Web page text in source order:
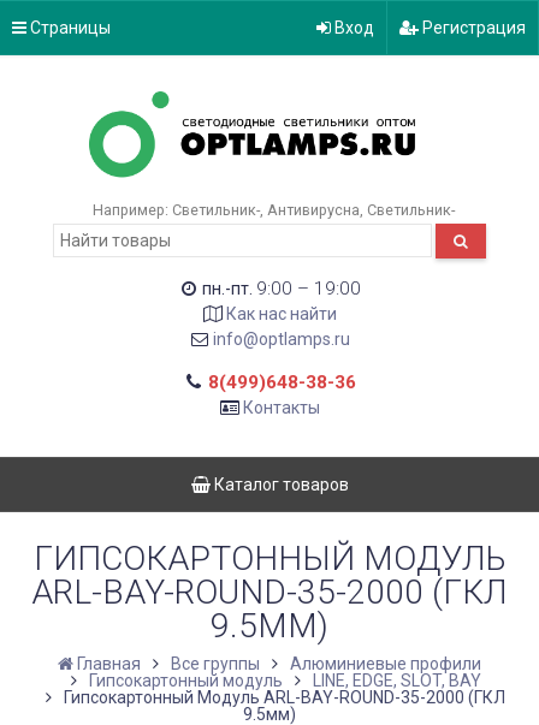
Страницы Вход Регистрация
Например: Светильник- Антивирусна Светильник-
пн.-пт. 9:00 – 19:00
Как нас найти
info@optlamps.ru
8(499)648-38-36
Контакты
Каталог товаров
ГИПСОКАРТОННЫЙ МОДУЛЬ
ARL-BAY-ROUND-35-2000 (ГКЛ
9.5ММ)
Главная Все группы
Алюминиевые профили
Гипсокартонный модуль
LINE, EDGE, SLOT, BAY
Гипсокартонный Модуль ARL-BAY-ROUND-35-2000 (ГКЛ
9.5мм)